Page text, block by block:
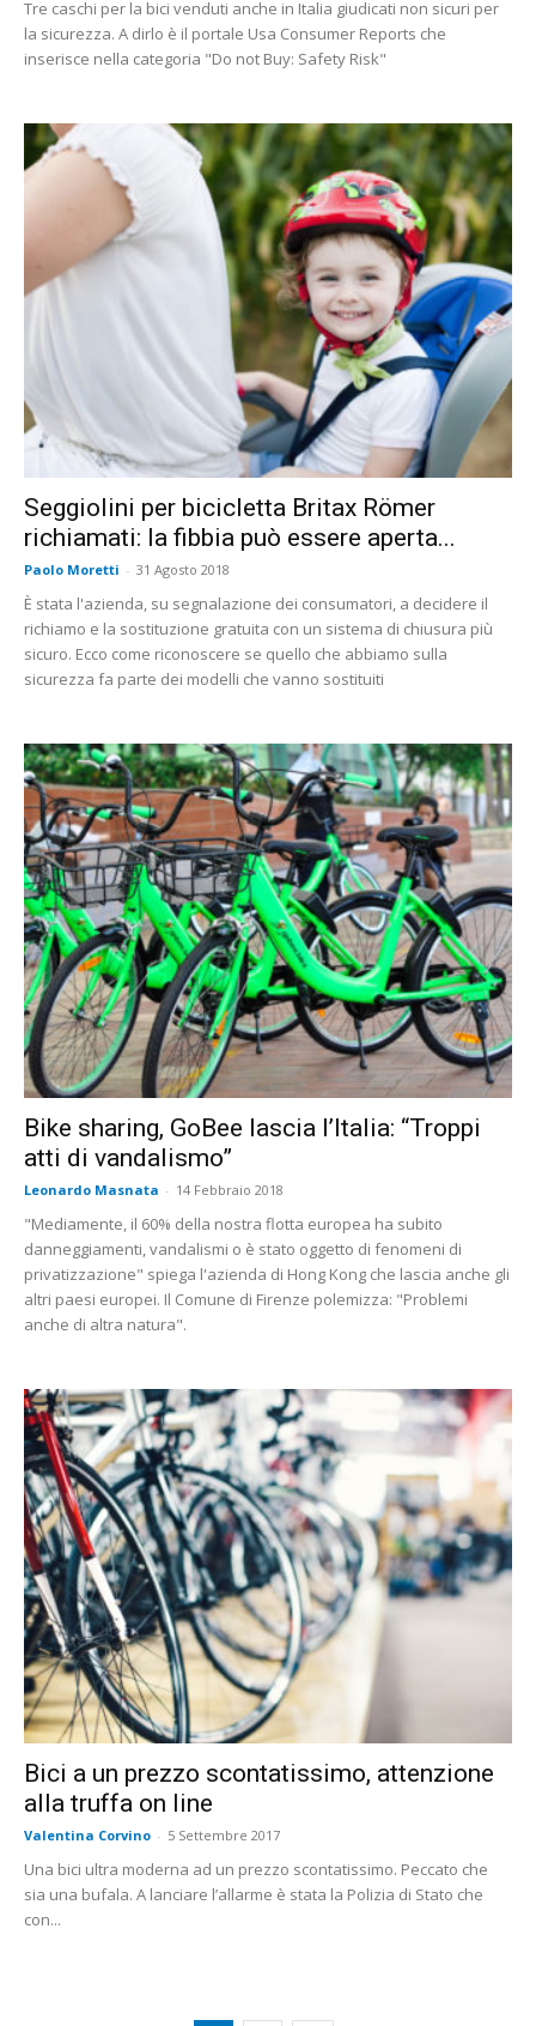
Tre caschi per la bici venduti anche in Italia giudicati non sicuri per
la sicurezza. A dirlo è il portale Usa Consumer Reports che
inserisce nella categoria "Do not Buy: Safety Risk"
Seggiolini per bicicletta Britax Römer
richiamati: la fibbia può essere aperta...
Paolo Moretti - 31 Agosto 2018
È stata l'azienda, su segnalazione dei consumatori, a decidere il
richiamo e la sostituzione gratuita con un sistema di chiusura più
sicuro. Ecco come riconoscere se quello che abbiamo sulla
sicurezza fa parte dei modelli che vanno sostituiti
Bike sharing, GoBee lascia l’Italia: “Troppi
atti di vandalismo”
Leonardo Masnata - 14 Febbraio 2018
"Mediamente, il 60% della nostra flotta europea ha subito
danneggiamenti, vandalismi o è stato oggetto di fenomeni di
privatizzazione" spiega l'azienda di Hong Kong che lascia anche gli
altri paesi europei. Il Comune di Firenze polemizza: "Problemi
anche di altra natura".
Bici a un prezzo scontatissimo, attenzione
alla truffa on line
Valentina Corvino - 5 Settembre 2017
Una bici ultra moderna ad un prezzo scontatissimo. Peccato che
sia una bufala. A lanciare l’allarme è stata la Polizia di Stato che
con...